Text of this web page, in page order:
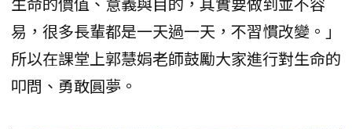
易，很多長輩都是一天過一天，不習慣改變。」
所以在課堂上郭慧娟老師鼓勵大家進行對生命的
叩問、勇敢圓夢。